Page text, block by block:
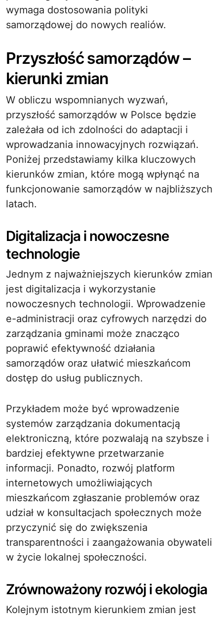
wymaga dostosowania polityki
samorządowej do nowych realiów.
Przyszłość samorządów –
kierunki zmian
W obliczu wspomnianych wyzwań,
przyszłość samorządów w Polsce będzie
zależała od ich zdolności do adaptacji i
wprowadzania innowacyjnych rozwiązań.
Poniżej przedstawiamy kilka kluczowych
kierunków zmian, które mogą wpłynąć na
funkcjonowanie samorządów w najbliższych
latach.
Digitalizacja i nowoczesne
technologie
Jednym z najważniejszych kierunków zmian
jest digitalizacja i wykorzystanie
nowoczesnych technologii. Wprowadzenie
e-administracji oraz cyfrowych narzędzi do
zarządzania gminami może znacząco
poprawić efektywność działania
samorządów oraz ułatwić mieszkańcom
dostęp do usług publicznych.
Przykładem może być wprowadzenie
systemów zarządzania dokumentacją
elektroniczną, które pozwalają na szybsze i
bardziej efektywne przetwarzanie
informacji. Ponadto, rozwój platform
internetowych umożliwiających
mieszkańcom zgłaszanie problemów oraz
udział w konsultacjach społecznych może
przyczynić się do zwiększenia
transparentności i zaangażowania obywateli
w życie lokalnej społeczności.
Zrównoważony rozwój i ekologia
Kolejnym istotnym kierunkiem zmian jest